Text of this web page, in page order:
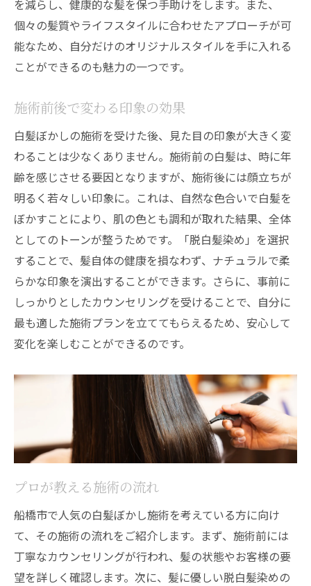
を減らし、健康的な髪を保つ手助けをします。また、
個々の髪質やライフスタイルに合わせたアプローチが可
能なため、自分だけのオリジナルスタイルを手に入れる
ことができるのも魅力の一つです。
施術前後で変わる印象の効果
白髪ぼかしの施術を受けた後、見た目の印象が大きく変
わることは少なくありません。施術前の白髪は、時に年
齢を感じさせる要因となりますが、施術後には顔立ちが
明るく若々しい印象に。これは、自然な色合いで白髪を
ぼかすことにより、肌の色とも調和が取れた結果、全体
としてのトーンが整うためです。「脱白髪染め」を選択
することで、髪自体の健康を損なわず、ナチュラルで柔
らかな印象を演出することができます。さらに、事前に
しっかりとしたカウンセリングを受けることで、自分に
最も適した施術プランを立ててもらえるため、安心して
変化を楽しむことができるのです。
プロが教える施術の流れ
船橋市で人気の白髪ぼかし施術を考えている方に向け
て、その施術の流れをご紹介します。まず、施術前には
丁寧なカウンセリングが行われ、髪の状態やお客様の要
望を詳しく確認します。次に、髪に優しい脱白髪染めの